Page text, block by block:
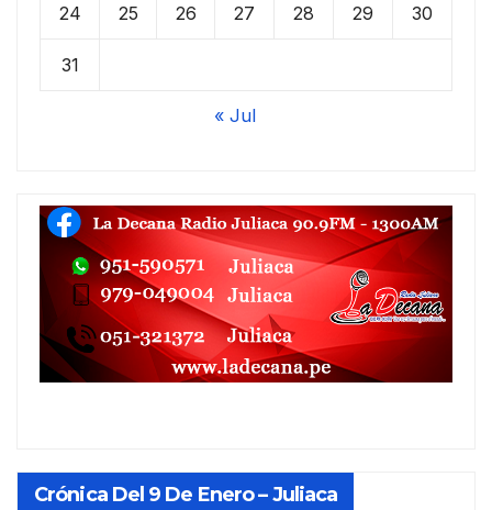
24 25 26 27 28 29 30
31
« Jul
Crónica Del 9 De Enero – Juliaca